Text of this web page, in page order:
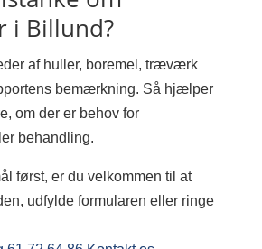
i Billund?
af huller, boremel, træværk
bemærkning. Så hjælper
om der er behov for
behandling.
først, er du velkommen til at
udfylde formularen eller ringe